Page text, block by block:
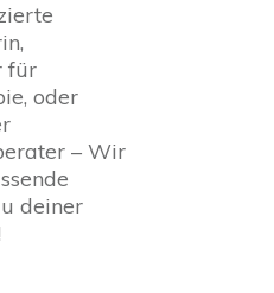
für
oder
– Wir
deiner